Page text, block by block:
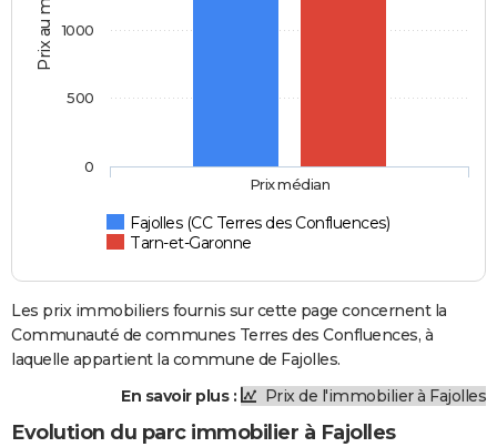
Prix au m2
Fajolles (CC Terres des Confluences)
Tarn-et-Garonne
Prix médian
0
500
1000
Les prix immobiliers fournis sur cette page concernent la
Communauté de communes Terres des Confluences, à
laquelle appartient la commune de Fajolles.
En savoir plus :
Prix de l'immobilier à Fajolles
Evolution du parc immobilier à Fajolles